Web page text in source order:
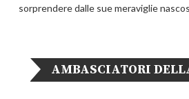
sorprendere dalle sue meraviglie
AMBASCIATORI